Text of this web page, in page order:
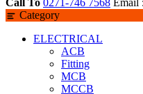
Category
ELECTRICAL
ACB
Fitting
MCB
MCCB